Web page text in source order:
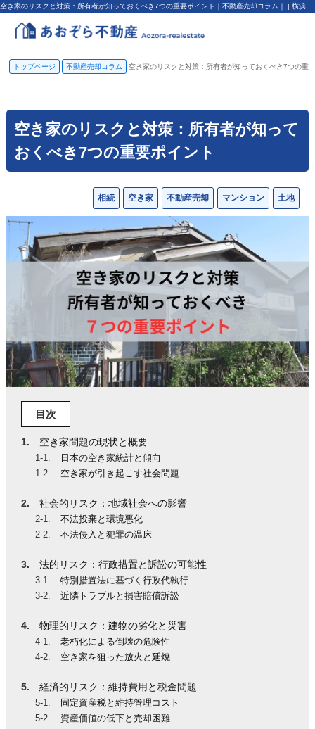
トップページ 不動産売却コラム 空き家のリスクと対策：所有者が知っておくべき7つの重
空き家のリスクと対策：所有者が知って
おくべき7つの重要ポイント
相続 空き家 不動産売却 マンション 土地
目次
空き家問題の現状と概要
日本の空き家統計と傾向
空き家が引き起こす社会問題
社会的リスク：地域社会への影響
不法投棄と環境悪化
不法侵入と犯罪の温床
法的リスク：行政措置と訴訟の可能性
特別措置法に基づく行政代執行
近隣トラブルと損害賠償訴訟
物理的リスク：建物の劣化と災害
老朽化による倒壊の危険性
空き家を狙った放火と延焼
経済的リスク：維持費用と税金問題
固定資産税と維持管理コスト
資産価値の低下と売却困難